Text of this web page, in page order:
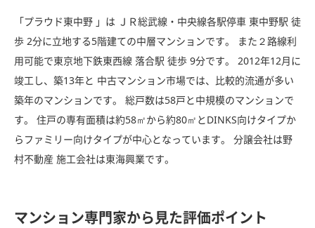
「プラウド東中野 」は ＪＲ総武線・中央線各駅停車 東中野駅 徒
歩 2分に立地する5階建ての中層マンションです。 また２路線利
用可能で東京地下鉄東西線 落合駅 徒歩 9分です。 2012年12月に
竣工し、築13年と 中古マンション市場では、比較的流通が多い
築年のマンションです。 総戸数は58戸と中規模のマンションで
す。 住戸の専有面積は約58㎡から約80㎡とDINKS向けタイプか
らファミリー向けタイプが中心となっています。 分譲会社は野
村不動産 施工会社は東海興業です。
マンション専門家から見た評価ポイント